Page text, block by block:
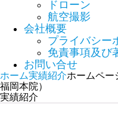
ドローン
航空撮影
会社概要
プライバシー
免責事項及び
お問い合せ
ホーム実績紹介ホームペー
福岡本院）
実績紹介